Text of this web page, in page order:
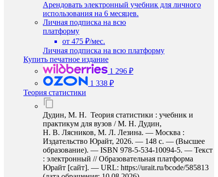
Арендовать электронный учебник для личного
использования на 6 месяцев.
Личная подписка на всю
платформу
от 475 ₽/мес.
Личная подписка на всю платформу
Купить печатное издание
1 296 ₽
1 338 ₽
Теория статистики
Дудин, М. Н. Теория статистики : учебник и
практикум для вузов / М. Н. Дудин,
Н. В. Лясников, М. Л. Лезина. — Москва :
Издательство Юрайт, 2026. — 148 с. — (Высшее
образование). — ISBN 978-5-534-10094-5. — Текст
: электронный // Образовательная платформа
Юрайт [сайт]. — URL: https://urait.ru/bcode/585813